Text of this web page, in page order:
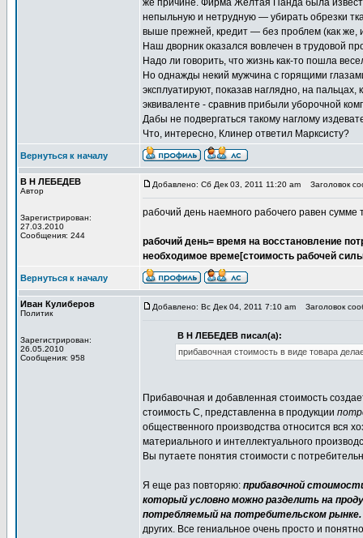
же причине. Фирма Желтая Панда была
непыльную и нетрудную — убирать обрезки
выше прежней, кредит — без проблем (как же,
Наш дворник оказался вовлечен в трудовой
Надо ли говорить, что жизнь как-то пошла
Но однажды некий мужчина с горящими
эксплуатируют, показав наглядно, на
эквиваленте - сравнив прибыли уборочной
Дабы не подвергаться такому наглому
Что, интересно, Клинер ответил Марксисту?
Вернуться к началу
В Н ЛЕБЕДЕВ
Автор
Зарегистрирован:
27.03.2010
Сообщения: 244
Добавлено: Сб Дек 03, 2011 11:20 am Заголовок
рабочий день наемного рабочего равен сумме
рабочий день= время на восстановление
необходимое време[стоимость рабочей
Вернуться к началу
Иван Кулиберов
Политик
Зарегистрирован:
26.05.2010
Сообщения: 958
Добавлено: Вс Дек 04, 2011 7:10 am Заголовок
В Н ЛЕБЕДЕВ писал(а):
прибавочная стоимость в виде товара
Прибавочная и добавленная стоимость
стоимость С, представленна в продукции
общественного производства относится вся
материального и интеллектуального
Вы путаете понятия стоимости с
Я еще раз повторяю: прибавочной
который условно можно разделить на
потребляемый на потребительском рынке.
других. Все гениальное очень просто и